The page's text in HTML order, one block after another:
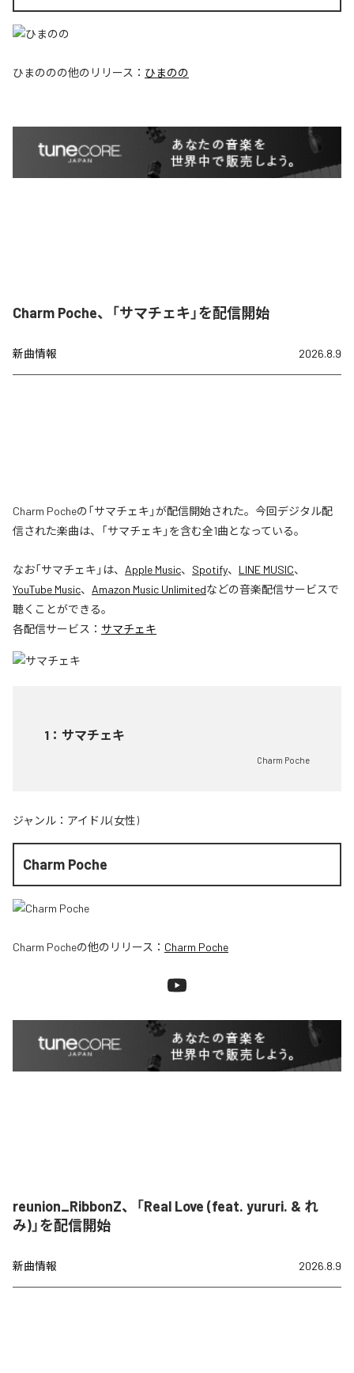
ひまののの他のリリース： ひまのの
Charm Poche、「サマチェキ」を配信開始
新曲情報 2026.8.9
Charm Pocheの「サマチェキ」が配信開始された。今回デジタル配
信された楽曲は、「サマチェキ」を含む全1曲となっている。
なお「サマチェキ 」は、 Apple Music、 Spotify、 LINE MUSIC、
YouTube Music、 Amazon Music Unlimitedなどの音楽配信サービスで
聴くことができる。
各配信サービス： サマチェキ
1 ： サマチェキ
Charm Poche
ジャンル： アイドル(女性)
Charm Poche
Charm Pocheの他のリリース： Charm Poche
reunion_RibbonZ、「Real Love (feat. yururi. & れ
み)」を配信開始
新曲情報 2026.8.9